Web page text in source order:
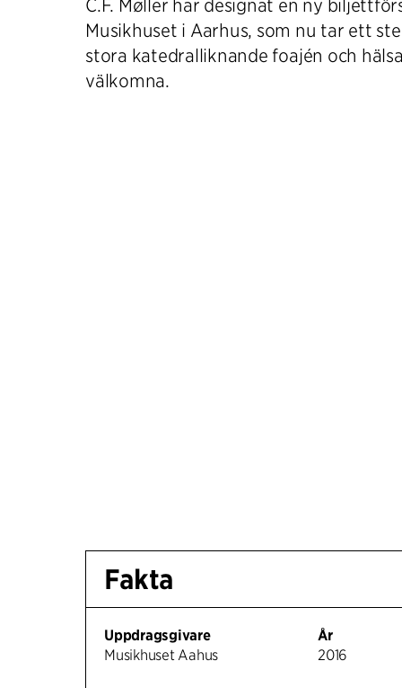
C.F. Møller har designat en ny
Musikhuset i Aarhus, som nu tar ett
stora katedralliknande foajén och
välkomna.
Fakta
Uppdragsgivare
Musikhuset Aahus
År
2016